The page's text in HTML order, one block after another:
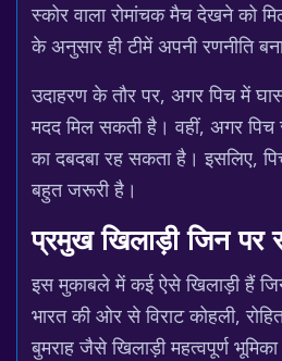
स्कोर वाला रोमांचक मैच देखने को
के अनुसार ही टीमें अपनी रणनीति
उदाहरण के तौर पर, अगर पिच में
मदद मिल सकती है। वहीं, अगर पिच
का दबदबा रह सकता है। इसलिए,
बहुत जरूरी है।
प्रमुख खिलाड़ी जिन पर
इस मुकाबले में कई ऐसे खिलाड़ी हैं
भारत की ओर से विराट कोहली,
बुमराह जैसे खिलाड़ी महत्वपूर्ण